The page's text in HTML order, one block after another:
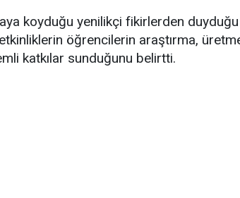
koyduğu yenilikçi fikirlerden
öğrencilerin araştırma,
katkılar sunduğunu belirtti.